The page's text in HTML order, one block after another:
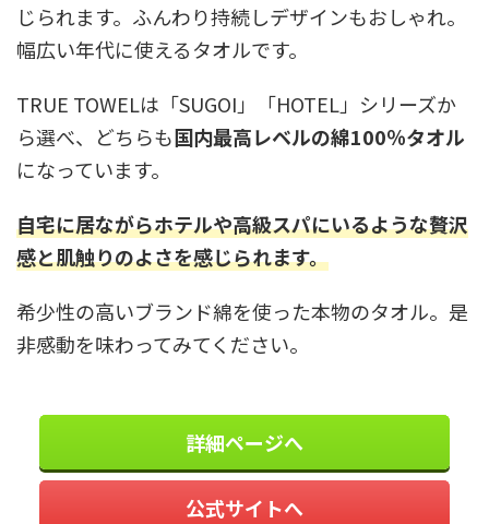
じられます。ふんわり持続しデザインもおしゃれ。
幅広い年代に使えるタオルです。
TRUE TOWELは「SUGOI」「HOTEL」シリーズか
ら選べ、どちらも国内最高レベルの綿100％タオル
になっています。
自宅に居ながらホテルや高級スパにいるような贅沢
感と肌触りのよさを感じられます。
希少性の高いブランド綿を使った本物のタオル。是
非感動を味わってみてください。
詳細ページへ
公式サイトへ